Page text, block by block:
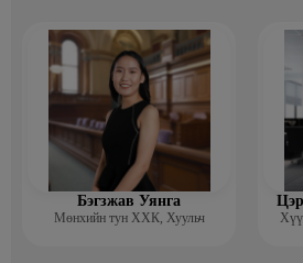
Бэгзжав Уянга
Мөнхийн тун ХХК, Хуульч